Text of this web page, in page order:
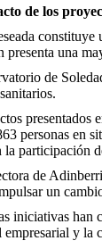
de los
constituye
presenta una
de
personas en
participación
de
un
iniciativas
y la